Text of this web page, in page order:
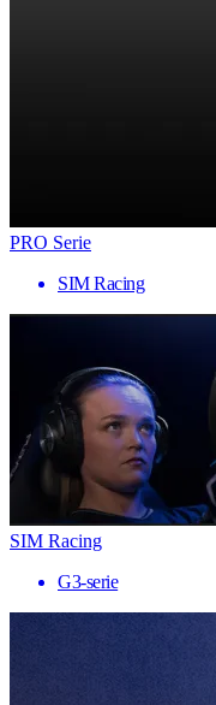
PRO Serie
SIM Racing
SIM Racing
G3-serie